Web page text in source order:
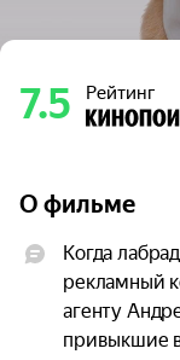
7.5 Рейтинг
О фильме
Когда
рекламный
агенту
привыкшие